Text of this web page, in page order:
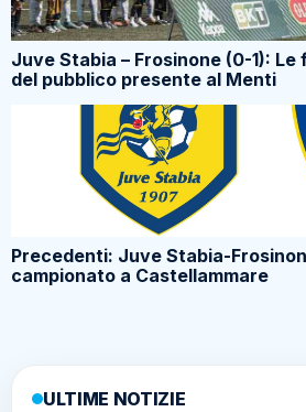
Juve Stabia – Frosinone (0-1):
del pubblico presente al Menti
Precedenti: Juve Stabia-
campionato a Castellammare
ULTIME NOTIZIE